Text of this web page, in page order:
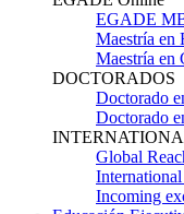
EGADE
Maestría en
Maestría en
DOCTORADOS
Doctorado
Doctorado
Global
Incoming